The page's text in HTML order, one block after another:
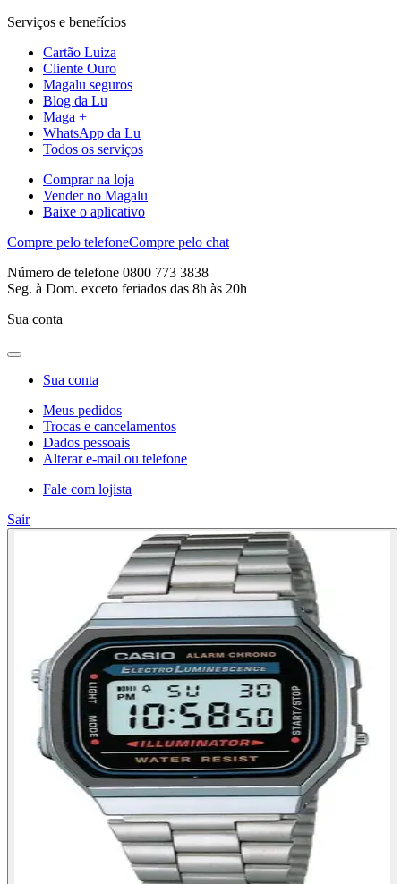
Serviços e benefícios
Cartão Luiza
Cliente Ouro
Magalu seguros
Blog da Lu
Maga +
WhatsApp da Lu
Todos os serviços
Comprar na loja
Vender no Magalu
Baixe o aplicativo
Compre pelo telefoneCompre pelo chat
Número de telefone 0800 773 3838
Seg. à Dom. exceto feriados das 8h às 20h
Sua conta
Sua conta
Meus pedidos
Trocas e cancelamentos
Dados pessoais
Alterar e-mail ou telefone
Fale com lojista
Sair